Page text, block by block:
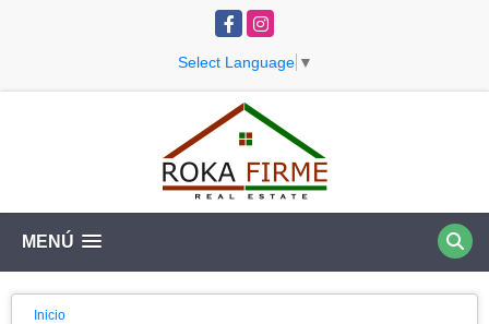
FacebookInstagram
Select Language ▼
MENÚ
Inicio